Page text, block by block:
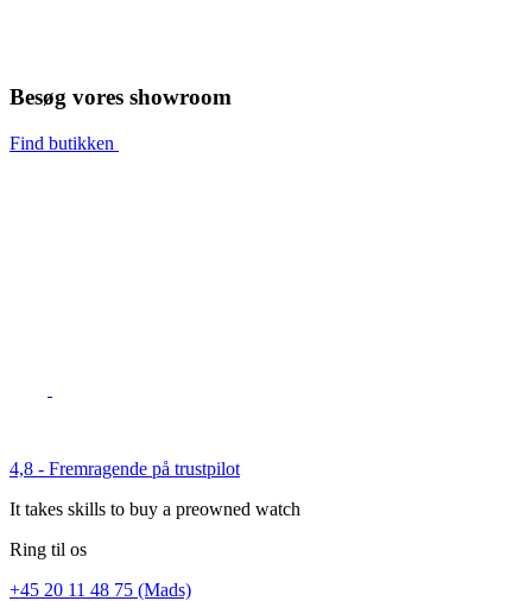
Besøg vores showroom
Find butikken
4,8 - Fremragende på trustpilot
It takes skills to buy a preowned watch
Ring til os
+45 20 11 48 75 (Mads)